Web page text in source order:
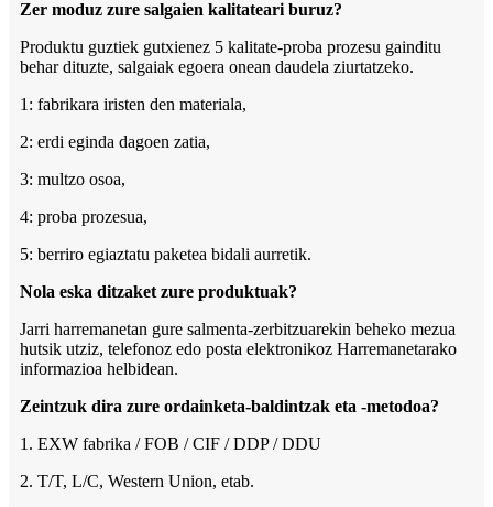
Zer moduz zure salgaien kalitateari buruz?
Produktu guztiek gutxienez 5 kalitate-proba prozesu gainditu
behar dituzte, salgaiak egoera onean daudela ziurtatzeko.
1: fabrikara iristen den materiala,
2: erdi eginda dagoen zatia,
3: multzo osoa,
4: proba prozesua,
5: berriro egiaztatu paketea bidali aurretik.
Nola eska ditzaket zure produktuak?
Jarri harremanetan gure salmenta-zerbitzuarekin beheko mezua
hutsik utziz, telefonoz edo posta elektronikoz Harremanetarako
informazioa helbidean.
Zeintzuk dira zure ordainketa-baldintzak eta -metodoa?
1. EXW fabrika / FOB / CIF / DDP / DDU
2. T/T, L/C, Western Union, etab.